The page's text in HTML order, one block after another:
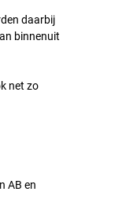
daarbij
binnenuit
net zo
AB en